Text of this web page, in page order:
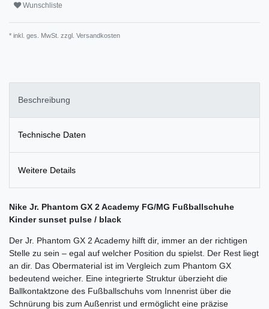
Wunschliste
* inkl. ges. MwSt. zzgl. Versandkosten
Beschreibung
Technische Daten
Weitere Details
Nike Jr. Phantom GX 2 Academy FG/MG Fußballschuhe
Kinder sunset pulse / black
Der Jr. Phantom GX 2 Academy hilft dir, immer an der richtigen
Stelle zu sein – egal auf welcher Position du spielst. Der Rest liegt
an dir. Das Obermaterial ist im Vergleich zum Phantom GX
bedeutend weicher. Eine integrierte Struktur überzieht die
Ballkontaktzone des Fußballschuhs vom Innenrist über die
Schnürung bis zum Außenrist und ermöglicht eine präzise